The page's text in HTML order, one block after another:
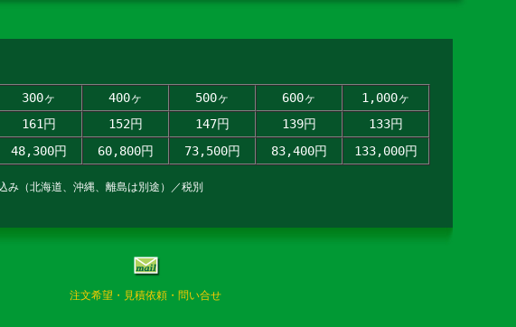
300ヶ 400ヶ 500ヶ 600ヶ
1,000ヶ
161円 152円 147円 139円
133円
48,300円 60,800円 73,500円 83,400円 133,000円
（北海道、沖縄、離島は別途）／税別
注文希望・見積依頼・問い合せ